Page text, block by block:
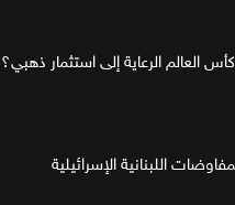
اللبنانية الإسرائيلية